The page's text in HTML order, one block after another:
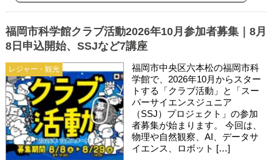
レジャー・観光
福岡市科学館クラブ活動2026年10月参加者募集｜8月
8日申込開始、SSJなど7講座
福岡市中央区六本松の福岡市科
学館で、2026年10月からスター
トする「クラブ活動」と「スー
パーサイエンスジュニア
（SSJ）プロジェクト」の参加
者募集が始まります。 今回は、
物理や自然観察、AI、データサ
イエンス、ロボット […]